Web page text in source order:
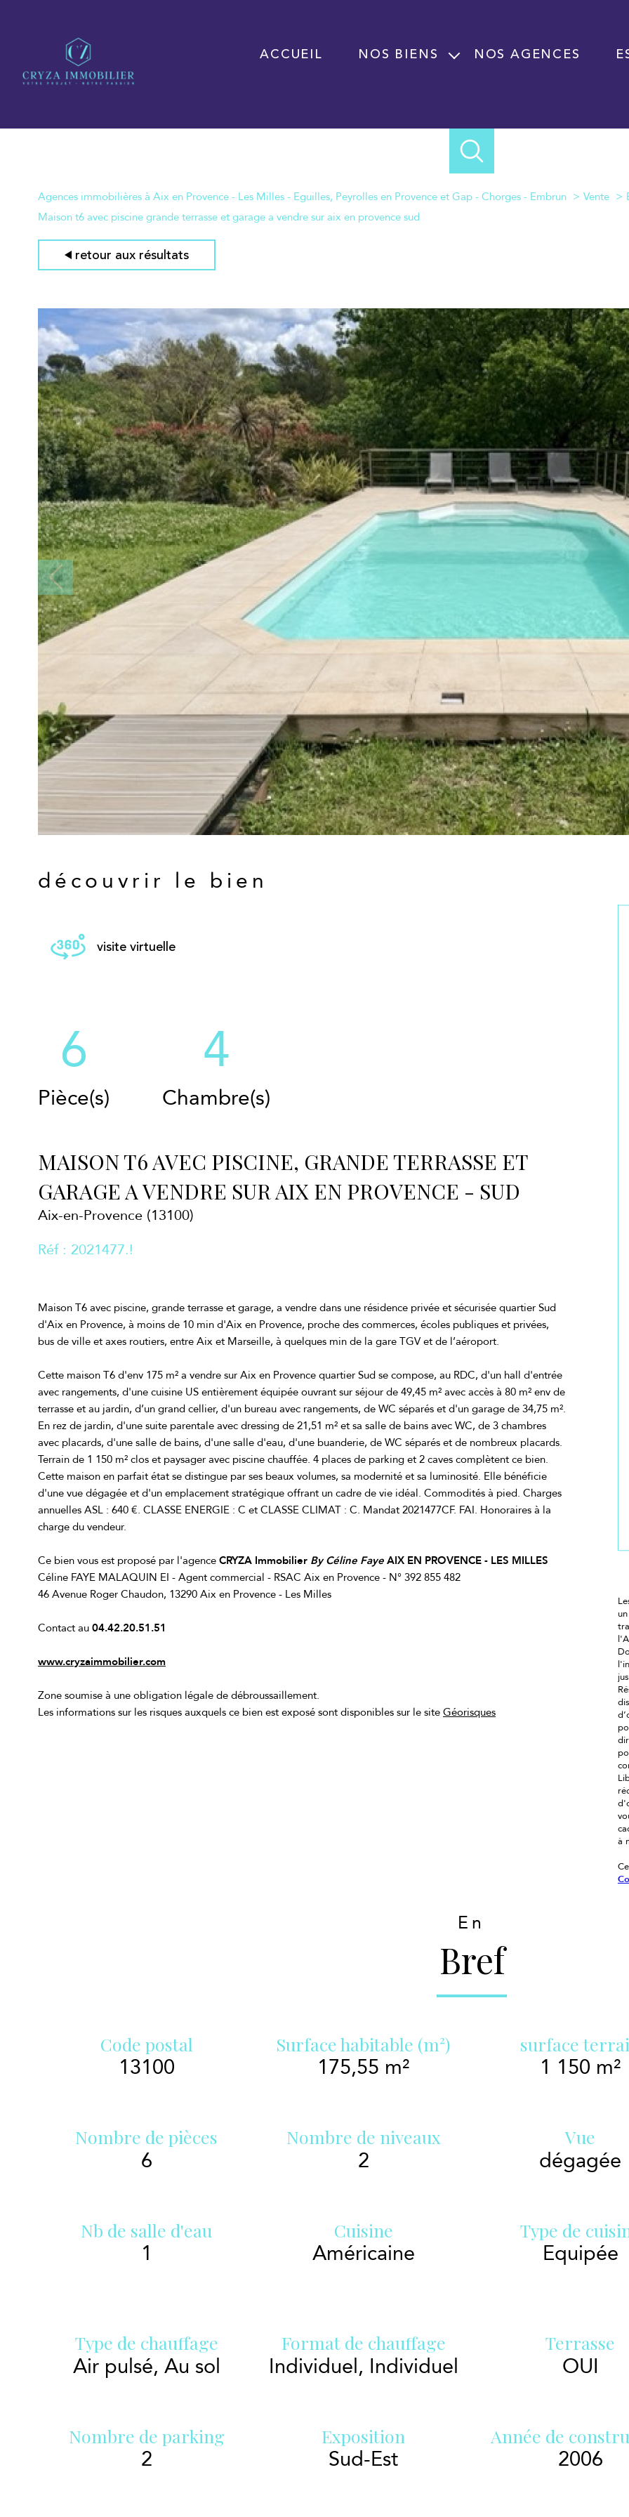
ACCUEIL NOS BIENS
Immobilier professionnel Vente
Fond de commerce
NOS AGENCES
Agences immobilières à Aix en Provence - Les Milles - Eguilles, Peyrolles en Provence et Gap - Chorges - Embrun Vente
Maison t6 avec piscine grande terrasse et garage a vendre sur aix en provence sud
retour aux résultats
découvrir le bien
visite virtuelle
6
Pièce(s)
4
Chambre(s)
MAISON T6 AVEC PISCINE, GRANDE TERRASSE ET
GARAGE A VENDRE SUR AIX EN PROVENCE - SUD
Aix-en-Provence (13100)
Réf : 2021477.!
Maison T6 avec piscine, grande terrasse et garage, a vendre dans une résidence privée et sécurisée quartier Sud
d'Aix en Provence, à moins de 10 min d'Aix en Provence, proche des commerces, écoles publiques et privées,
bus de ville et axes routiers, entre Aix et Marseille, à quelques min de la gare TGV et de l’aéroport.
Cette maison T6 d'env 175 m² a vendre sur Aix en Provence quartier Sud se compose, au RDC, d'un hall d'entrée
avec rangements, d'une cuisine US entièrement équipée ouvrant sur séjour de 49,45 m² avec accès à 80 m² env de
terrasse et au jardin, d’un grand cellier, d'un bureau avec rangements, de WC séparés et d'un garage de 34,75 m².
En rez de jardin, d'une suite parentale avec dressing de 21,51 m² et sa salle de bains avec WC, de 3 chambres
avec placards, d'une salle de bains, d'une salle d'eau, d'une buanderie, de WC séparés et de nombreux placards.
Terrain de 1 150 m² clos et paysager avec piscine chauffée. 4 places de parking et 2 caves complètent ce bien.
Cette maison en parfait état se distingue par ses beaux volumes, sa modernité et sa luminosité. Elle bénéficie
d'une vue dégagée et d'un emplacement stratégique offrant un cadre de vie idéal. Commodités à pied. Charges
annuelles ASL : 640 €. CLASSE ENERGIE : C et CLASSE CLIMAT : C. Mandat 2021477CF. FAI. Honoraires à la
charge du vendeur.
Ce bien vous est proposé par l'agence CRYZA Immobilier By Céline Faye AIX EN PROVENCE - LES MILLES
Céline FAYE MALAQUIN EI - Agent commercial - RSAC Aix en Provence - N° 392 855 482
46 Avenue Roger Chaudon, 13290 Aix en Provence - Les Milles
Contact au 04.42.20.51.51
www.cryzaimmobilier.com
Zone soumise à une obligation légale de débroussaillement.
Les informations sur les risques auxquels ce bien est exposé sont disponibles sur le site Géorisques
à
En
Bref
Code postal
13100
Surface habitable (m²)
175,55 m²
surface
1 150 m²
Nombre de pièces
6
Nombre de niveaux
2
Vue
dégagée
Nb de salle d'eau
1
Cuisine
Américaine
Type de
Equipée
Type de chauffage
Air pulsé, Au sol
Format de chauffage
Individuel, Individuel
Terrasse
OUI
Nombre de parking
2
Exposition
Sud-Est
Année de
2006